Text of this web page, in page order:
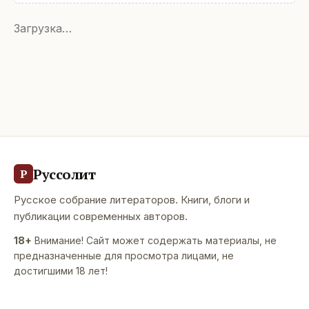
Загрузка…
Р Руссолит
Русское собрание литераторов. Книги, блоги и
публикации современных авторов.
18+ Внимание! Сайт может содержать материалы, не
предназначенные для просмотра лицами, не
достигшими 18 лет!